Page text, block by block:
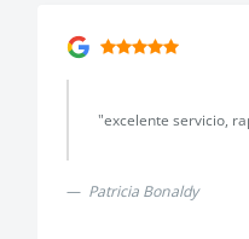
"excelente servicio,
Patricia Bonaldy